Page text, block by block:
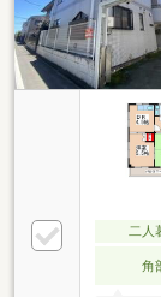
二人
角